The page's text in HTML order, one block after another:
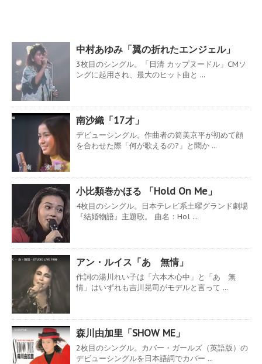
中村あゆみ「翼の折れたエンジェル」
3枚目のシングル。「日清 カップヌードル」CMソ
ングに起用され、最大のヒット曲と ...
南沙織「17才」
デビューシングル。作曲者の筒美京平が初めて顔
を合わせた際「何が歌えるの?」と聞か ...
小比類巻かほる 「Hold On Me」
4枚目のシングル。日本テレビ系土曜グランド劇場
『結婚物語』主題歌。 曲名：Hol ...
アン・ルイス「あゝ無情」
作詞の湯川れい子は「六本木心中」と「あゝ無
情」はいずれも吉川晃司がモデルと言って ...
森川由加里「SHOW ME」
2枚目のシングル。カバー・ガールズ（英語版）の
デビューシングルを日本語詞でカバー ...